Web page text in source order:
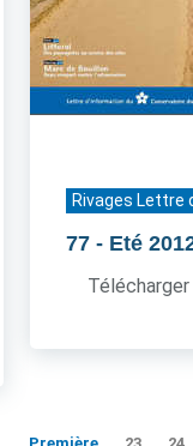
Rivages Lettre
77 - Eté